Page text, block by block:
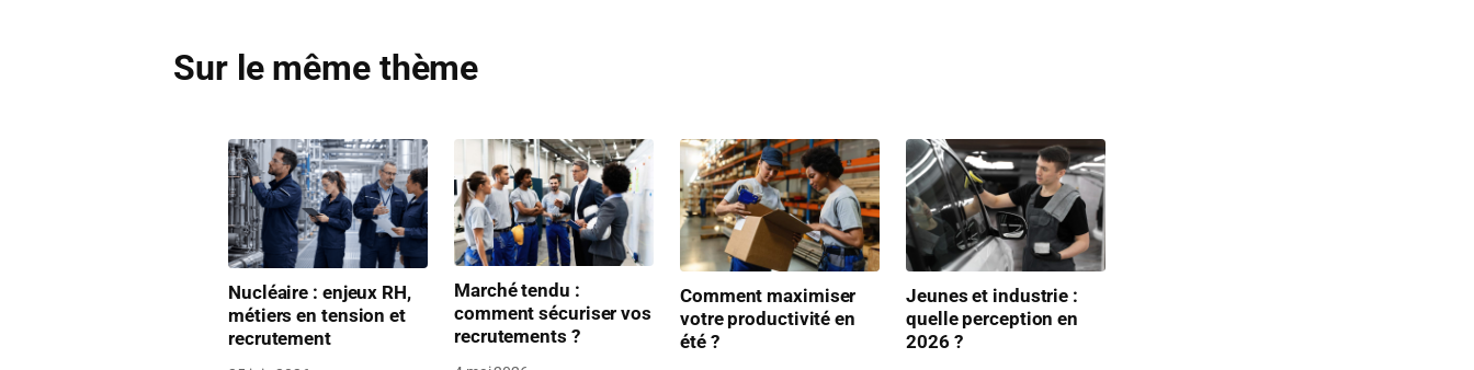
Sur le même thème
Nucléaire : enjeux RH,
métiers en tension et
recrutement
Marché tendu :
comment sécuriser vos
recrutements ?
Comment maximiser
votre productivité en
été ?
Jeunes et industrie :
quelle perception en
2026 ?